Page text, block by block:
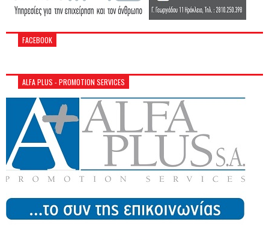
FACEBOOK
ALFA PLUS - PROMOTION SERVICES